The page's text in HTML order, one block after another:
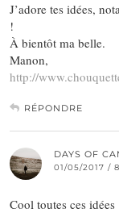
J’adore tes idées,
!
À bientôt ma belle.
Manon,
http://
RÉPONDRE
DAYS OF
01/05/2017 /
Cool toutes ces idées